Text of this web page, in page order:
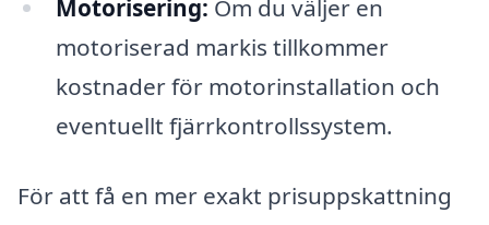
Motorisering: Om du väljer en
motoriserad markis tillkommer
kostnader för motorinstallation och
eventuellt fjärrkontrollssystem.
För att få en mer exakt prisuppskattning